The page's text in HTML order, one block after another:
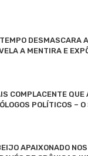
DESMASCARA
A MENTIRA E
COMPLACENTE QUE
POLÍTICOS –
APAIXONADO